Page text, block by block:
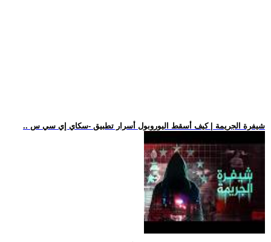
.. شيفرة الجريمة | كيف أسقط اليوروبول أسرار تطبيق -سكاي إي سي س